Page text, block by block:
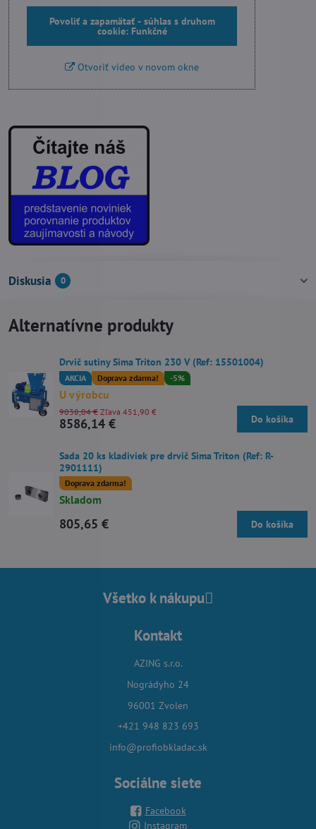
Povoliť a zapamätať - súhlas s druhom
cookie: Funkčné
Otvoriť video v novom okne
Diskusia 0
Alternatívne produkty
Drvič sutiny Sima Triton 230 V (Ref: 15501004)
AKCIA Doprava zdarma! -5%
U výrobcu
8586,14 €
9038,04 € Zľava 451,90 €
Do košíka
Sada 20 ks kladiviek pre drvič Sima Triton (Ref: R-
2901111)
Doprava zdarma!
Skladom
805,65 € Do košíka
Všetko k nákupu
Kontakt
AZING s.r.o.
Nográdyho 24
96001 Zvolen
+421 948 823 693
info@profiobkladac.sk
Sociálne siete
Facebook
Instagram